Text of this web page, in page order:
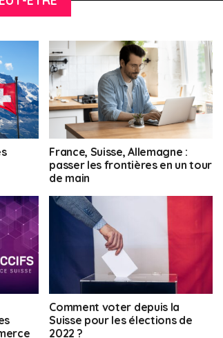
France, Suisse, Allemagne :
passer les frontières en un tour
de main
Comment voter depuis la
Suisse pour les élections de
2022 ?